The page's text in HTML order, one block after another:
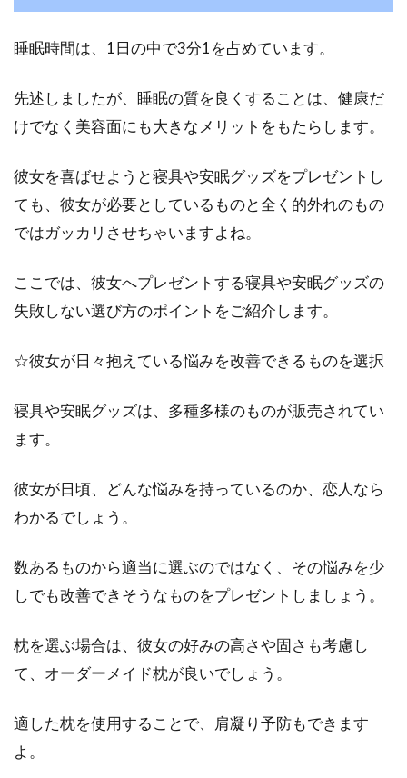
想像しませんか。実はプラチナウェーブとは素
睡眠時間は、1日の中で3分1を占めています。
先述しましたが、睡眠の質を良くすることは、健康だ
けでなく美容面にも大きなメリットをもたらします。
彼女を喜ばせようと寝具や安眠グッズをプレゼントし
ても、彼女が必要としているものと全く的外れのもの
ではガッカリさせちゃいますよね。
ここでは、彼女へプレゼントする寝具や安眠グッズの
失敗しない選び方のポイントをご紹介します。
☆彼女が日々抱えている悩みを改善できるものを選択
寝具や安眠グッズは、多種多様のものが販売されてい
ます。
彼女が日頃、どんな悩みを持っているのか、恋人なら
わかるでしょう。
数あるものから適当に選ぶのではなく、その悩みを少
しでも改善できそうなものをプレゼントしましょう。
枕を選ぶ場合は、彼女の好みの高さや固さも考慮し
て、オーダーメイド枕が良いでしょう。
適した枕を使用することで、肩凝り予防もできます
よ。